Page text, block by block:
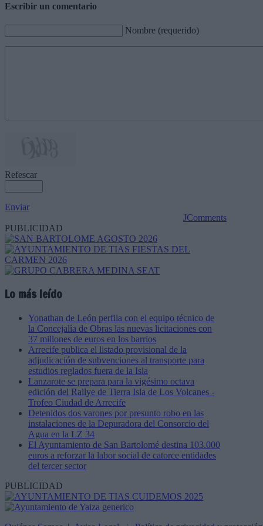
Escribir un comentario
Nombre (requerido)
Refescar
Enviar
JComments
PUBLICIDAD
Lo más leído
Yonathan de León perfila con el equipo técnico de
la Concejalía de Obras las nuevas licitaciones con
37 millones de euros en los barrios
Arrecife publica el listado provisional de la
adjudicación de subvenciones al transporte para
estudios reglados fuera de la Isla
Lanzarote se prepara para la vigésimo octava
edición del Rallye de Tierra Isla de Los Volcanes -
Trofeo Ciudad de Arrecife
Detenidos dos varones por presunto robo en las
instalaciones de la Depuradora del Consorcio del
Agua en la LZ 34
El Ayuntamiento de San Bartolomé destina 103.000
euros a reforzar la labor social de catorce entidades
del tercer sector
PUBLICIDAD